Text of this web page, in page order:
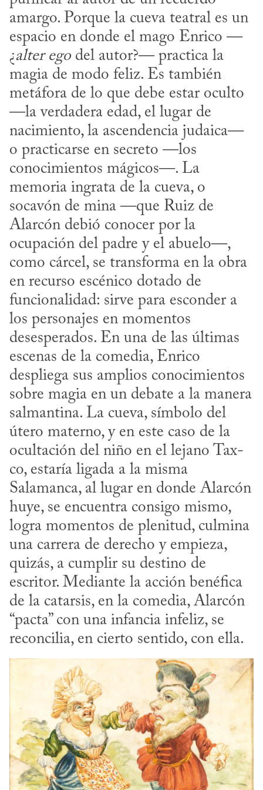
amargo. Porque la cueva teatral es un
espacio en donde el mago Enrico —
¿alter ego del autor?— practica la
magia de modo feliz. Es también
metáfora de lo que debe estar oculto
—la verdadera edad, el lugar de
nacimiento, la ascendencia judaica—
o practicarse en secreto —los
conocimientos mágicos—. La
memoria ingrata de la cueva, o
socavón de mina —que Ruiz de
Alarcón debió conocer por la
ocupación del padre y el abuelo—,
como cárcel, se transforma en la obra
en recurso escénico dotado de
funcionalidad: sirve para esconder a
los personajes en momentos
desesperados. En una de las últimas
escenas de la comedia, Enrico
despliega sus amplios conocimientos
sobre magia en un debate a la manera
salmantina. La cueva, símbolo del
útero materno, y en este caso de la
ocultación del niño en el lejano Tax­
co, estaría ligada a la misma
Salamanca, al lugar en donde Alarcón
huye, se encuentra consigo mismo,
logra momentos de plenitud, culmina
una carrera de derecho y empieza,
quizás, a cumplir su destino de
escritor. Mediante la acción benéfica
de la catarsis, en la comedia, Alarcón
“pacta” con una infancia infeliz, se
reconcilia, en cierto sentido, con ella.